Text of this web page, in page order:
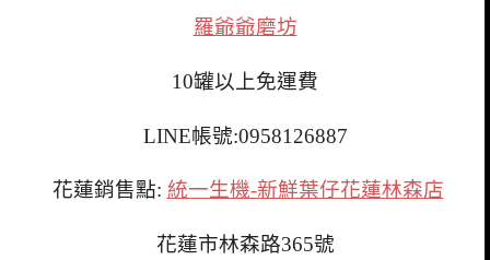
羅爺爺磨坊
10罐以上免運費
LINE帳號:0958126887
花蓮銷售點: 統一生機-新鮮葉仔花蓮林森店
花蓮市林森路365號